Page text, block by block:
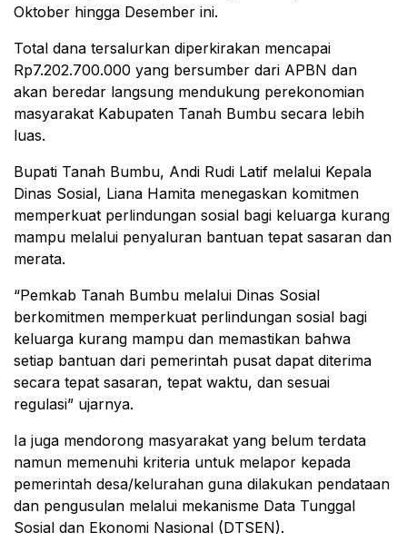
Oktober hingga Desember ini.
Total dana tersalurkan diperkirakan mencapai
Rp7.202.700.000 yang bersumber dari APBN dan
akan beredar langsung mendukung perekonomian
masyarakat Kabupaten Tanah Bumbu secara lebih
luas.
Bupati Tanah Bumbu, Andi Rudi Latif melalui Kepala
Dinas Sosial, Liana Hamita menegaskan komitmen
memperkuat perlindungan sosial bagi keluarga kurang
mampu melalui penyaluran bantuan tepat sasaran dan
merata.
“Pemkab Tanah Bumbu melalui Dinas Sosial
berkomitmen memperkuat perlindungan sosial bagi
keluarga kurang mampu dan memastikan bahwa
setiap bantuan dari pemerintah pusat dapat diterima
secara tepat sasaran, tepat waktu, dan sesuai
regulasi” ujarnya.
Ia juga mendorong masyarakat yang belum terdata
namun memenuhi kriteria untuk melapor kepada
pemerintah desa/kelurahan guna dilakukan pendataan
dan pengusulan melalui mekanisme Data Tunggal
Sosial dan Ekonomi Nasional (DTSEN).